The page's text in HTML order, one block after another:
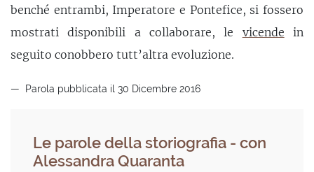
benché entrambi, Imperatore e Pontefice, si fossero
mostrati disponibili a collaborare, le vicende in
seguito conobbero tutt’altra evoluzione.
Parola pubblicata il 30 Dicembre 2016
Le parole della storiografia - con
Alessandra Quaranta